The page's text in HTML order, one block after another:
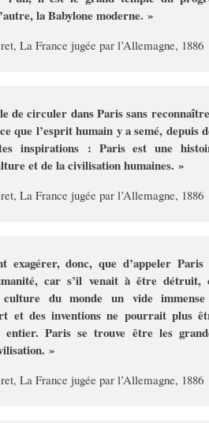
la Babylone moderne. »
La France jugée par l’Allemagne, 1886
de circuler dans Paris sans
que l’esprit humain y a semé, depuis
inspirations : Paris est une
et de la civilisation humaines. »
La France jugée par l’Allemagne, 1886
exagérer, donc, que d’appeler Paris
car s’il venait à être détruit,
du monde un vide
et des inventions ne pourrait plus
entier. Paris se trouve être les
»
La France jugée par l’Allemagne, 1886